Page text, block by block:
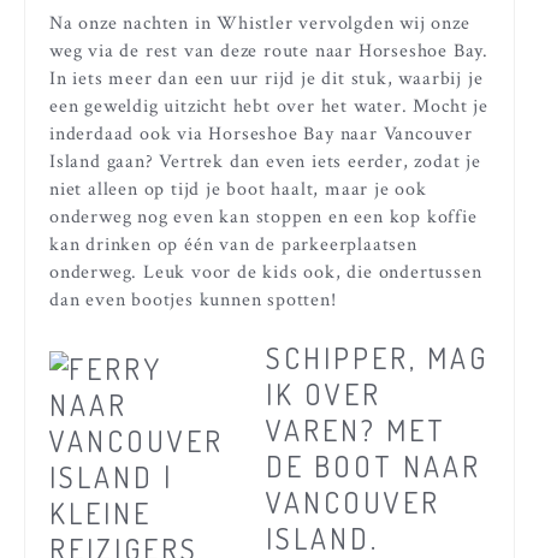
Na onze nachten in Whistler vervolgden wij onze
weg via de rest van deze route naar Horseshoe Bay.
In iets meer dan een uur rijd je dit stuk, waarbij je
een geweldig uitzicht hebt over het water. Mocht je
inderdaad ook via Horseshoe Bay naar Vancouver
Island gaan? Vertrek dan even iets eerder, zodat je
niet alleen op tijd je boot haalt, maar je ook
onderweg nog even kan stoppen en een kop koffie
kan drinken op één van de parkeerplaatsen
onderweg. Leuk voor de kids ook, die ondertussen
dan even bootjes kunnen spotten!
SCHIPPER, MAG
IK OVER
VAREN? MET
DE BOOT NAAR
VANCOUVER
ISLAND.